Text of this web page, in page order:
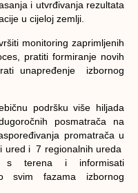
i utvrđivanja rezultata
u cijeloj zemlji.
monitoring zaprimljenih
pratiti formiranje novih
unapređenje izbornog
podršku više hiljada
posmatrača na
promatrača u
ured i 7 regionalnih ureda
s terena i informisati
svim fazama izbornog